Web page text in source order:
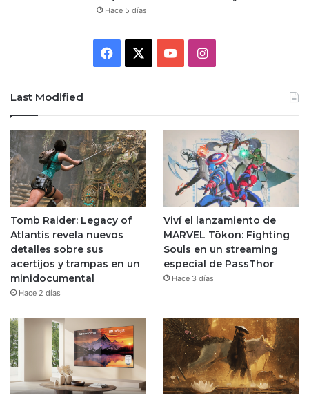
Hace 5 días
Facebook YouTubeInstagram
Last Modified
Tomb Raider: Legacy of
Atlantis revela nuevos
detalles sobre sus
acertijos y trampas en un
minidocumental
Hace 2 días
Viví el lanzamiento de
MARVEL Tōkon: Fighting
Souls en un streaming
especial de PassThor
Hace 3 días